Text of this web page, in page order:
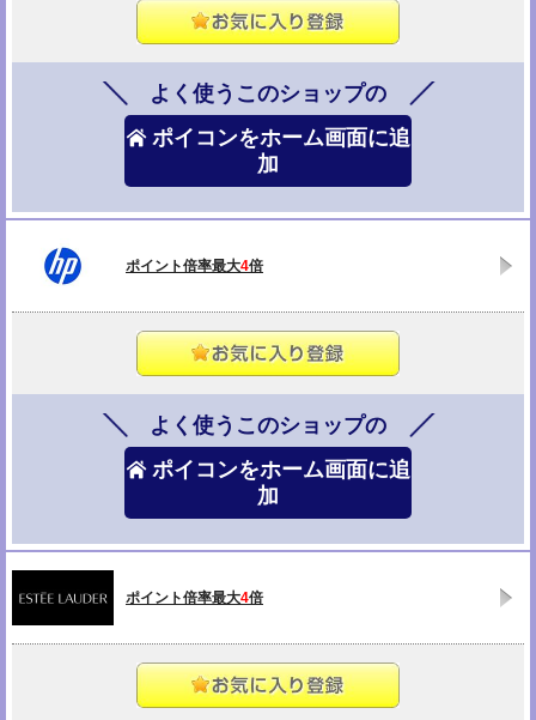
よく使うこのショップの
ポイコンをホーム画面に追
加
ポイント倍率最大4倍
よく使うこのショップの
ポイコンをホーム画面に追
加
ポイント倍率最大4倍